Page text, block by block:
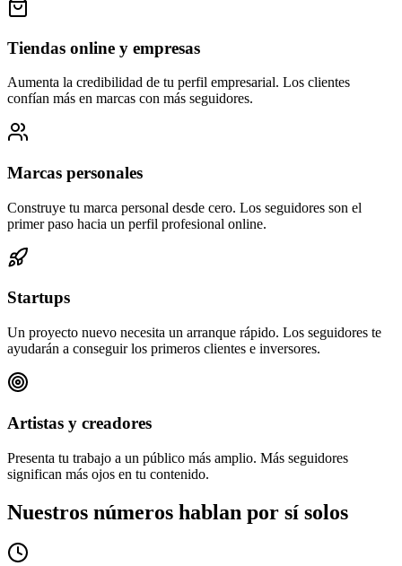
Tiendas online y empresas
Aumenta la credibilidad de tu perfil empresarial. Los clientes
confían más en marcas con más seguidores.
Marcas personales
Construye tu marca personal desde cero. Los seguidores son el
primer paso hacia un perfil profesional online.
Startups
Un proyecto nuevo necesita un arranque rápido. Los seguidores te
ayudarán a conseguir los primeros clientes e inversores.
Artistas y creadores
Presenta tu trabajo a un público más amplio. Más seguidores
significan más ojos en tu contenido.
Nuestros números hablan por sí solos